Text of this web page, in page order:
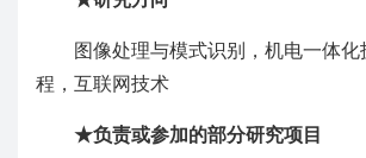
图像处理与模式识别，机电一体化
程，互联网技术
★负责或参加的部分研究项目